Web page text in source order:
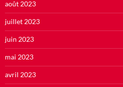
août 2023
juillet 2023
juin 2023
mai 2023
avril 2023